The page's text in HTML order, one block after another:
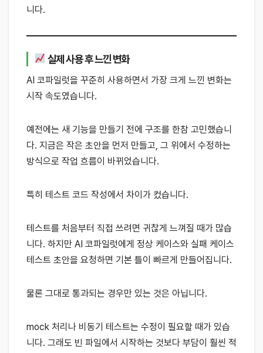
니다.
실제 사용 후 느낀 변화
AI 코파일럿을 꾸준히 사용하면서 가장 크게 느낀 변화는
시작 속도였습니다.
예전에는 새 기능을 만들기 전에 구조를 한참 고민했습니
다. 지금은 작은 초안을 먼저 만들고, 그 위에서 수정하는
방식으로 작업 흐름이 바뀌었습니다.
특히 테스트 코드 작성에서 차이가 컸습니다.
테스트를 처음부터 직접 쓰려면 귀찮게 느껴질 때가 많습
니다. 하지만 AI 코파일럿에게 정상 케이스와 실패 케이스
테스트 초안을 요청하면 기본 틀이 빠르게 만들어집니다.
물론 그대로 통과되는 경우만 있는 것은 아닙니다.
mock 처리나 비동기 테스트는 수정이 필요할 때가 있습
니다. 그래도 빈 파일에서 시작하는 것보다 부담이 훨씬 적